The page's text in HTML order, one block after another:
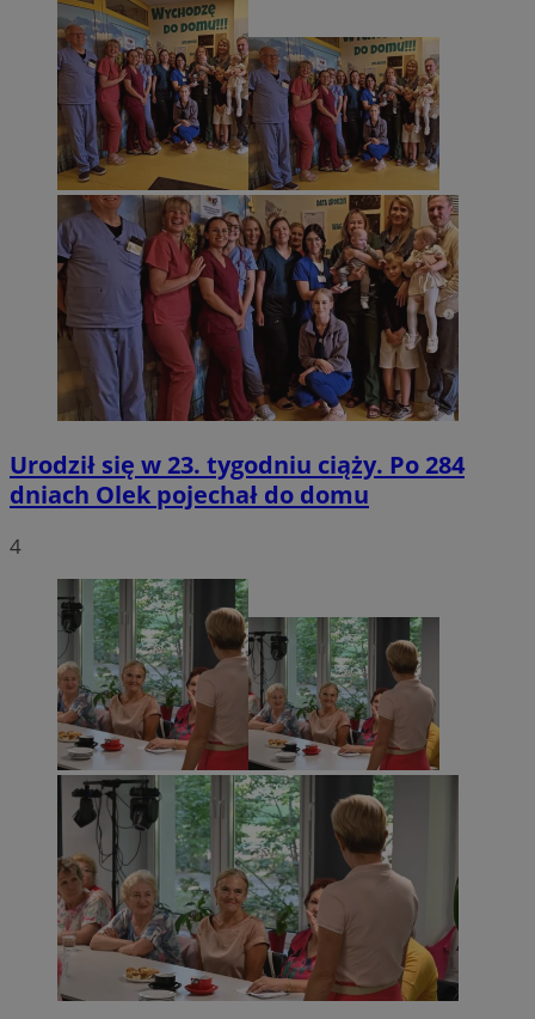
Urodził się w 23. tygodniu ciąży. Po 284
dniach Olek pojechał do domu
4